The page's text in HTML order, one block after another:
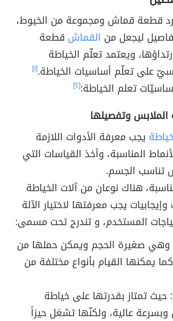
قطعة قماش ومجموعة من الخيوط،
ليجعل من القماش قطعة
ويعتمد تعلّم الخياطة
على تعلّم أساسيات الخياطة.[١]
تعلم الخياطة:[٢]
وتفصيلها
يجب معرفة الأدوات اللازمة
المناسبة، وأخذ القياسات التي
تناسب الجسم.
هناك نوعان من آلات الخياطة
يجب معرفتها لاختيار الآلة
المستخدم، و تندرج تحت مسمى:
وهي صغيرة الحجم ويمكن حملها من
يمكنها القيام بأنواع مختلفة من
حيث تمتاز بقدرتها على خياطة
عالية، ولكنّها تشغل حيزاً